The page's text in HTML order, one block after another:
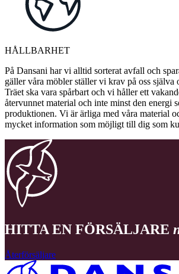
HÅLLBARHET
På Dansani har vi alltid sorterat avfall och
gäller våra möbler ställer vi krav på oss själva
Träet ska vara spårbart och vi håller ett
återvunnet material och inte minst den energi
produktionen. Vi är ärliga med våra material
mycket information som möjligt till dig som
HITTA EN FÖRSÄLJARE
Återförsäljare